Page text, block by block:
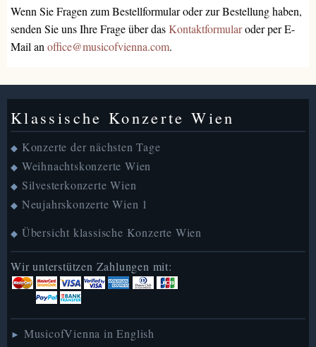
Wenn Sie Fragen zum Bestellformular oder zur Bestellung haben,
senden Sie uns Ihre Frage über dasKontaktformularoder per E-
Mail an office@musicofvienna.com.
Klassische Konzerte Wien
◆ Konzerte der nächsten Tage
◆ Weihnachtskonzerte Wien
◆ Silvesterkonzerte Wien
◆ Neujahrskonzerte Wien 1
◆ Übersicht klassische Konzerte Wien
Wir unterstützen Zahlungen mit:
► MusicofVienna in English